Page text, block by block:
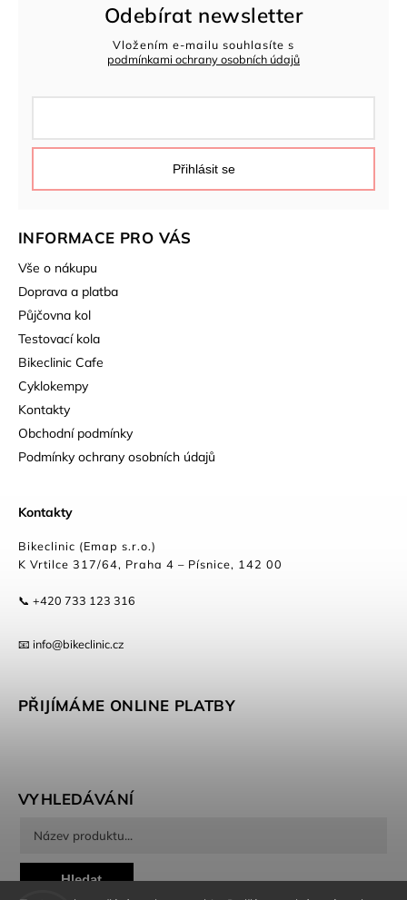
INFORMACE PRO VÁS
Vše o nákupu
Doprava a platba
Půjčovna kol
Testovací kola
Bikeclinic Cafe
Cyklokempy
Kontakty
Obchodní podmínky
Podmínky ochrany osobních údajů
Kontakty
Bikeclinic (Emap s.r.o.)
K Vrtilce 317/64, Praha 4 – Písnice, 142 00
📞 +420 733 123 316
📧 info@bikeclinic.cz
Odebírat newsletter
Vložením e-mailu souhlasíte s
podmínkami ochrany osobních údajů
Přihlásit se
PŘIJÍMÁME ONLINE PLATBY
VYHLEDÁVÁNÍ
Hledat